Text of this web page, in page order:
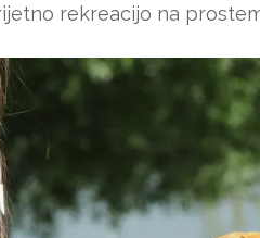
rekreacijo na